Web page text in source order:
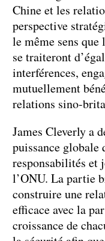
Chine et les
perspective
le même sens que
se traiteront
interférences,
mutuellement
relations sino-
James Cleverly a
puissance globale
responsabilités et
l’ONU. La partie
construire une
efficace avec la
croissance de